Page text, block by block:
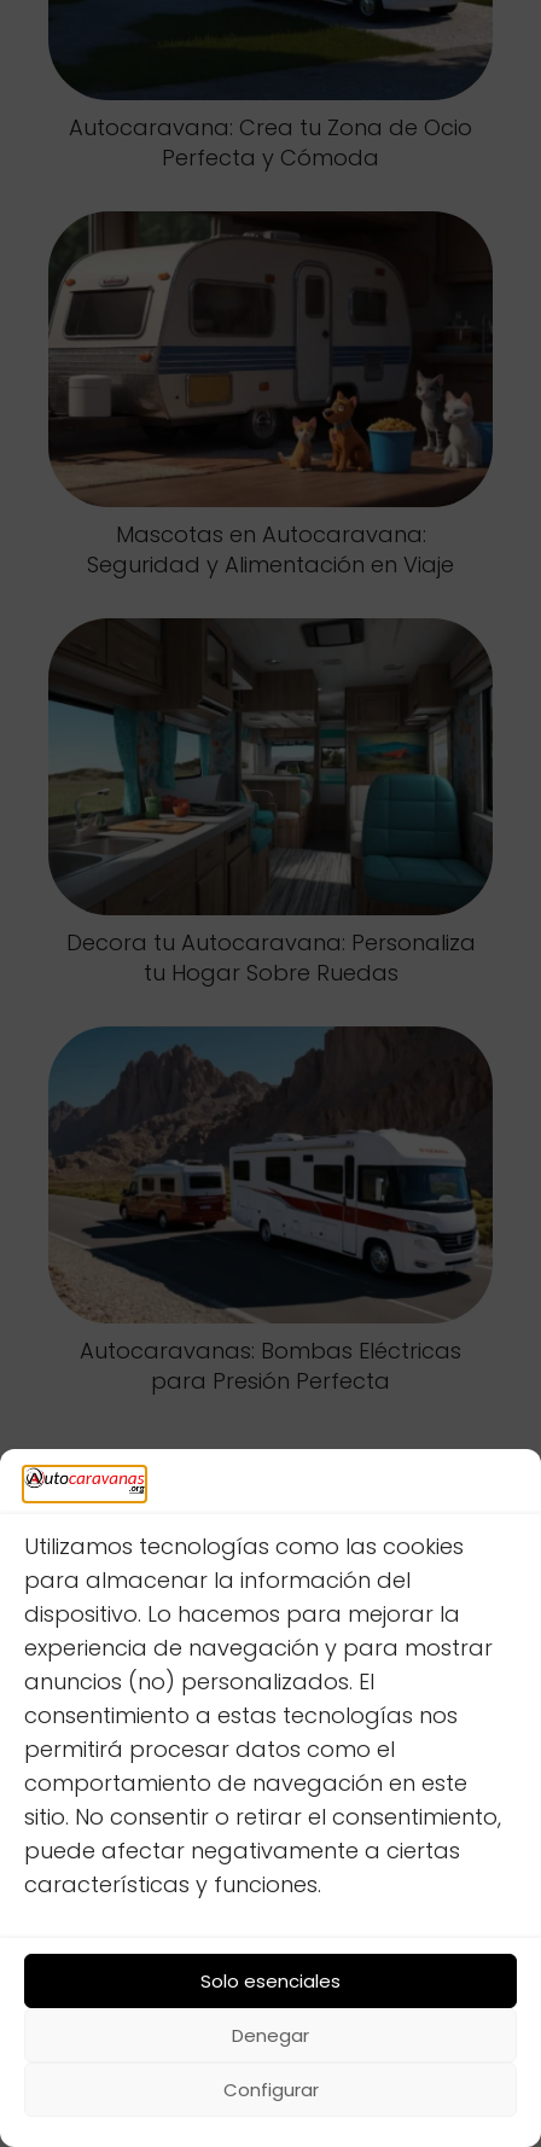
Utilizamos tecnologías como las cookies
para almacenar la información del
dispositivo. Lo hacemos para mejorar la
experiencia de navegación y para mostrar
anuncios (no) personalizados. El
consentimiento a estas tecnologías nos
permitirá procesar datos como el
comportamiento de navegación en este
sitio. No consentir o retirar el consentimiento,
puede afectar negativamente a ciertas
características y funciones.
Solo esenciales
Denegar
Configurar
Autocaravana: Crea tu Zona de Ocio
Perfecta y Cómoda
Mascotas en Autocaravana:
Seguridad y Alimentación en Viaje
Decora tu Autocaravana: Personaliza
tu Hogar Sobre Ruedas
Autocaravanas: Bombas Eléctricas
para Presión Perfecta
Deja una respuesta
Paneles Solares en Autocaravanas: Maximiza